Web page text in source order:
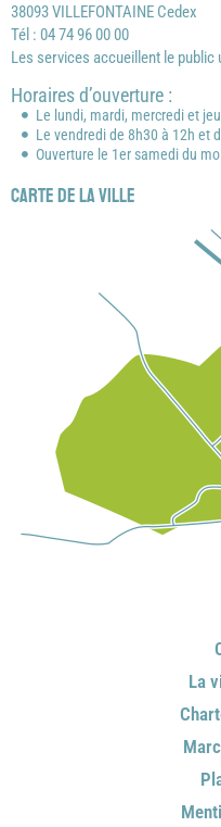
38093 VILLEFONTAINE Cedex
Tél : 04 74 96 00 00
Les services accueillent le
Horaires d’ouverture :
Le lundi, mardi, mercredi et
Le vendredi de 8h30 à 12h et
Ouverture le 1er samedi du
Carte de la ville
La